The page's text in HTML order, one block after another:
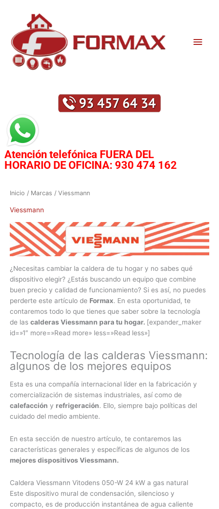
contenido
Atención telefónica FUERA DEL
HORARIO DE OFICINA: 930 474 162
Inicio / Marcas / Viessmann
Viessmann
¿Necesitas cambiar la caldera de tu hogar y no sabes qué
dispositivo elegir? ¿Estás buscando un equipo que combine
buen precio y calidad de funcionamiento? Si es así, no puedes
perderte este artículo de Formax. En esta oportunidad, te
contaremos todo lo que tienes que saber sobre la tecnología
de las calderas Viessmann para tu hogar. [expander_maker
id=»1″ more=»Read more» less=»Read less»]
Tecnología de las calderas Viessmann:
algunos de los mejores equipos
Esta es una compañía internacional líder en la fabricación y
comercialización de sistemas industriales, así como de
calefacción y refrigeración. Ello, siempre bajo políticas del
cuidado del medio ambiente.
En esta sección de nuestro artículo, te contaremos las
características generales y específicas de algunos de los
mejores dispositivos Viessmann.
Caldera Viessmann Vitodens 050-W 24 kW a gas natural
Este dispositivo mural de condensación, silencioso y
compacto, es de producción instantánea de agua caliente